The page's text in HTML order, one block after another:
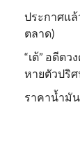
ประกาศแล้
ตลาด)
“เต้” อดีต
หายตัวปริ
ราคาน้ำมั